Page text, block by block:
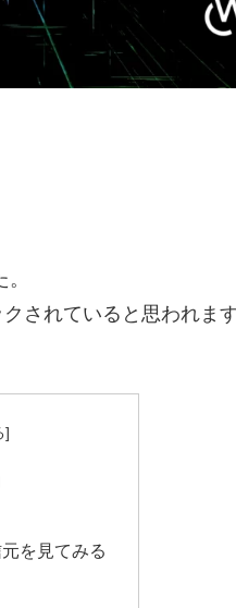
されていると思われま
を見てみる